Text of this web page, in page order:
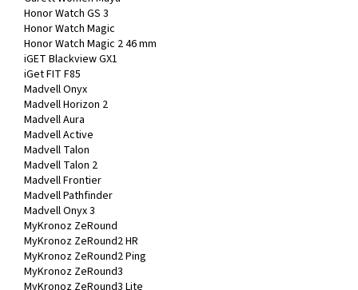
Honor Watch GS 3
Honor Watch Magic
Honor Watch Magic 2 46 mm
iGET Blackview GX1
iGet FIT F85
Madvell Onyx
Madvell Horizon 2
Madvell Aura
Madvell Active
Madvell Talon
Madvell Talon 2
Madvell Frontier
Madvell Pathfinder
Madvell Onyx 3
MyKronoz ZeRound
MyKronoz ZeRound2 HR
MyKronoz ZeRound2 Ping
MyKronoz ZeRound3
MyKronoz ZeRound3 Lite